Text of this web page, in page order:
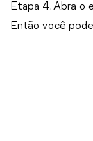
Etapa 4. Abra o
Então você